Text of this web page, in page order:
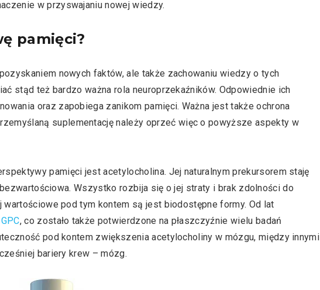
w przyswajaniu nowej wiedzy.
pamięci?
nowych faktów, ale także zachowaniu wiedzy o tych
stąd też bardzo ważna rola neuroprzekaźników. Odpowiednie ich
oraz zapobiega zanikom pamięci. Ważna jest także ochrona
suplementację należy oprzeć więc o powyższe aspekty w
pamięci jest acetylocholina. Jej naturalnym prekursorem staję
Wszystko rozbija się o jej straty i brak zdolności do
pod tym kontem są jest biodostępne formy. Od lat
, co zostało także potwierdzone na płaszczyźnie wielu badań
pod kontem zwiększenia acetylocholiny w mózgu, między innymi
bariery krew – mózg.